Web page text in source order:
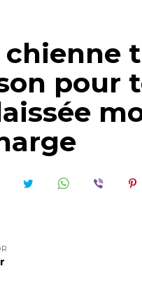
chienne
pour